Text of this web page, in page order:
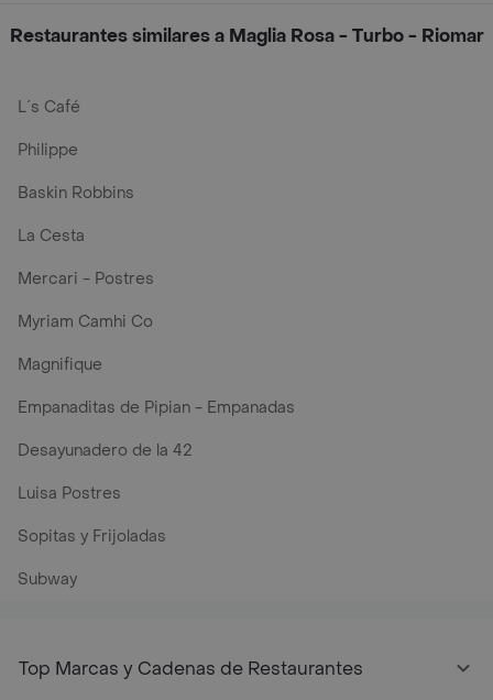
Restaurantes similares a Maglia Rosa - Turbo - Riomar
L´s Café
Philippe
Baskin Robbins
La Cesta
Mercari - Postres
Myriam Camhi Co
Magnifique
Empanaditas de Pipian - Empanadas
Desayunadero de la 42
Luisa Postres
Sopitas y Frijoladas
Subway
Top Marcas y Cadenas de Restaurantes